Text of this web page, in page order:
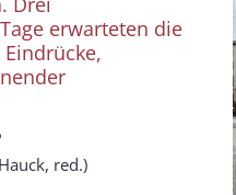
erwarteten die
red.)